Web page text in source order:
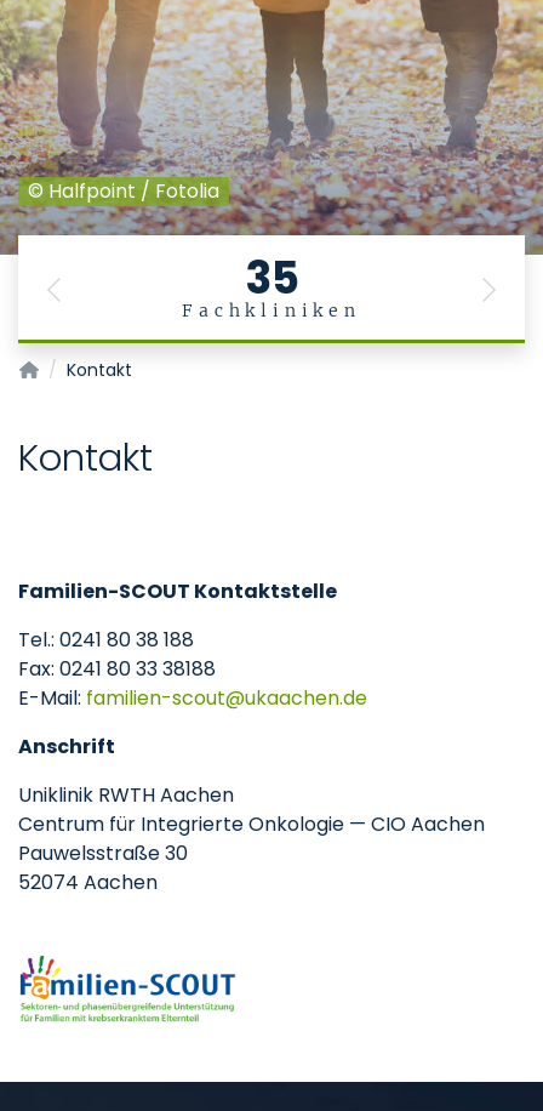
© Halfpoint / Fotolia
35
Fachkliniken
Previous Next
Familien-SCOUT
Kontakt
Kontakt
Familien-SCOUT Kontaktstelle
Tel.: 0241 80 38 188
Fax: 0241 80 33 38188
E-Mail: familien-scout ukaachende
Anschrift
Uniklinik RWTH Aachen
Centrum für Integrierte Onkologie — CIO Aachen
Pauwelsstraße 30
52074 Aachen